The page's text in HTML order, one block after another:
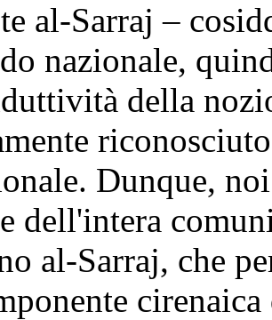
al-Sarraj –
nazionale,
della
Dunque,
dell'intera
al-Sarraj, che